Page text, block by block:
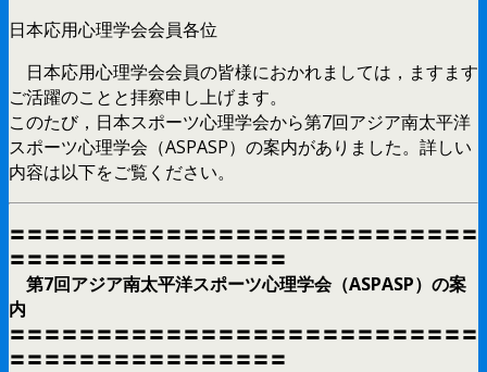
日本応用心理学会会員各位
日本応用心理学会会員の皆様におかれましては，ますます
ご活躍のことと拝察申し上げます。
このたび，日本スポーツ心理学会から第7回アジア南太平洋
スポーツ心理学会（ASPASP）の案内がありました。詳しい
内容は以下をご覧ください。
〓〓〓〓〓〓〓〓〓〓〓〓〓〓〓〓〓〓〓〓〓〓〓〓〓〓〓
〓〓〓〓〓〓〓〓〓〓〓〓〓〓〓〓
第7回アジア南太平洋スポーツ心理学会（ASPASP）の案
内
〓〓〓〓〓〓〓〓〓〓〓〓〓〓〓〓〓〓〓〓〓〓〓〓〓〓〓
〓〓〓〓〓〓〓〓〓〓〓〓〓〓〓〓